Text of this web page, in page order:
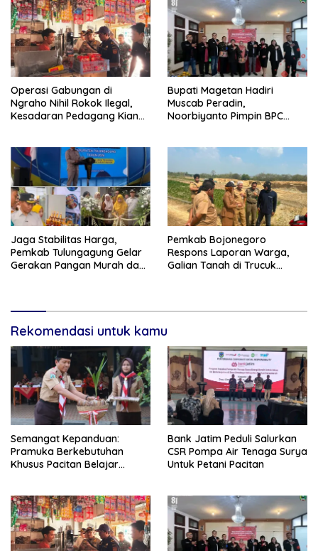
Operasi Gabungan di
Ngraho Nihil Rokok Ilegal,
Kesadaran Pedagang Kian
Bupati Magetan Hadiri
Muscab Peradin,
Noorbiyanto Pimpin BPC
Jaga Stabilitas Harga,
Pemkab Tulungagung Gelar
Gerakan Pangan Murah dan
Pemkab Bojonegoro
Respons Laporan Warga,
Galian Tanah di Trucuk
Rekomendasi untuk kamu
Semangat Kepanduan:
Pramuka Berkebutuhan
Khusus Pacitan Belajar
Bank Jatim Peduli Salurkan
CSR Pompa Air Tenaga Surya
Untuk Petani Pacitan